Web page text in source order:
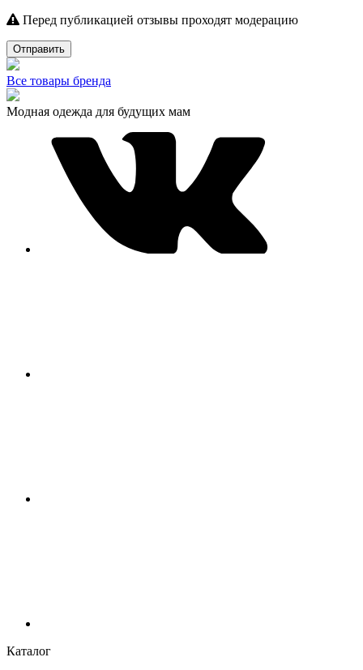
Перед публикацией отзывы проходят модерацию
Отправить
Все товары бренда
Модная одежда для будущих мам
Каталог